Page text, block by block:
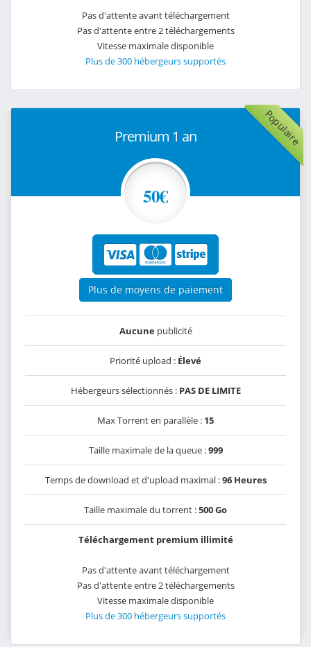
Pas d'attente avant téléchargement
Pas d'attente entre 2 téléchargements
Vitesse maximale disponible
Plus de 300 hébergeurs supportés
Populaire
Premium 1 an
50€
Plus de moyens de paiement
Aucunepublicité
Priorité upload : Élevé
Hébergeurs sélectionnés : PAS DE LIMITE
Max Torrent en parallèle : 15
Taille maximale de la queue :999
Temps de download et d'upload maximal :96 Heures
Taille maximale du torrent :500 Go
Téléchargement premium illimité
Pas d'attente avant téléchargement
Pas d'attente entre 2 téléchargements
Vitesse maximale disponible
Plus de 300 hébergeurs supportés